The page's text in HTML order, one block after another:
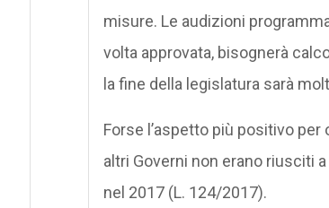
misure. Le audizioni
volta approvata, bisognerà
la fine della legislatura sarà
Forse l’aspetto più positivo
altri Governi non erano riusciti
nel 2017 (L. 124/2017).